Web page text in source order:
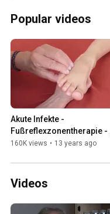
Popular videos
Akute Infekte -
Fußreflexzonentherapie -
Margarete Hermanns
160K views • 13 years ago
Videos